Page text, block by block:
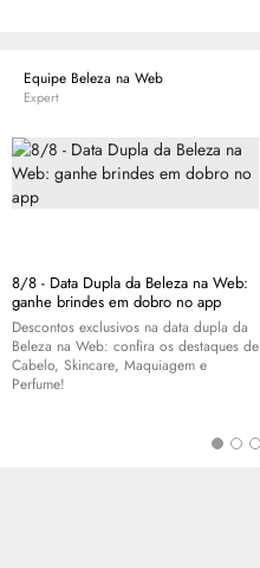
Equipe Beleza na Web
Expert
8/8 - Data Dupla da Beleza na Web:
ganhe brindes em dobro no app
Descontos exclusivos na data dupla da
Beleza na Web: confira os destaques de
Cabelo, Skincare, Maquiagem e
Perfume!